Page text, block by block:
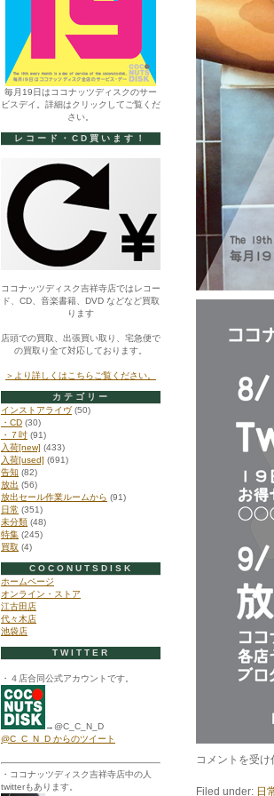
8コメントを受
Filed under: 日
毎月19日はココナッツディスクのサー
ビスデイ。詳細はクリックしてご覧くだ
さい。
レコード・CD買います！
ココナッツディスク吉祥寺店ではレコー
ド、CD、音楽書籍、DVD などなど買取
ります
店頭での買取、出張買い取り、宅急便で
の買取り全て対応しております。
＞より詳しくはこちらご覧ください。
カテゴリー
インストアライヴ(50)
・CD (30)
・７吋 (91)
入荷[new] (433)
入荷[used] (691)
告知 (82)
放出 (56)
放出セール作業ルームから (91)
日常 (351)
未分類 (48)
特集 (245)
買取 (4)
COCONUTSDISK
ホームページ
オンライン・ストア
江古田店
代々木店
池袋店
TWITTER
・４店合同公式アカウントです。
→@C_C_N_D
@C_C_N_D からのツイート
・ココナッツディスク吉祥寺店中の人
twitterもあります。